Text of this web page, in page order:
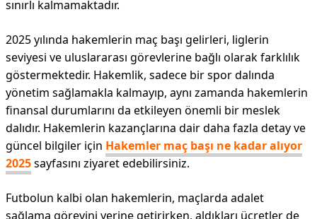
sınırlı kalmamaktadır.
2025 yılında hakemlerin maç başı gelirleri, liglerin
seviyesi ve uluslararası görevlerine bağlı olarak farklılık
göstermektedir. Hakemlik, sadece bir spor dalında
yönetim sağlamakla kalmayıp, aynı zamanda hakemlerin
finansal durumlarını da etkileyen önemli bir meslek
dalıdır. Hakemlerin kazançlarına dair daha fazla detay ve
güncel bilgiler için Hakemler maç başı ne kadar alıyor
2025sayfasını ziyaret edebilirsiniz.
Futbolun kalbi olan hakemlerin, maçlarda adalet
sağlama görevini yerine getirirken, aldıkları ücretler de